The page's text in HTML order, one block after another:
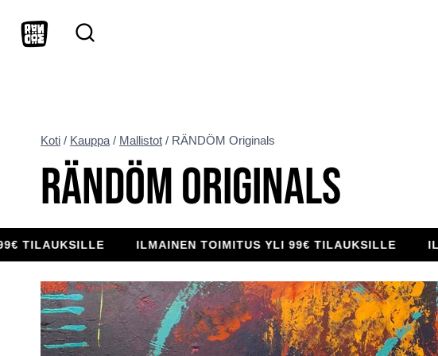
sisältöön
Koti / Kauppa / Mallistot / RÄNDÖM Originals
RÄNDÖM ORIGINALS
ILMAINEN TOIMITUS YLI 99€ TILAUKSILLE